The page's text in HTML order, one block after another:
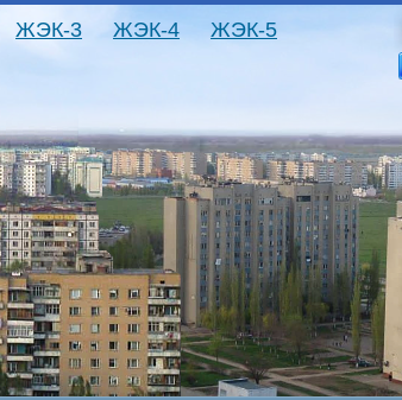
ЖЭК-3 ЖЭК-4 ЖЭК-5